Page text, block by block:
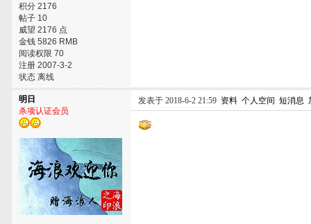
积分 2176
帖子 10
威望 2176 点
金钱 5826 RMB
阅读权限 70
注册 2007-3-2
状态 离线
明日
杀项认证会员
发表于 2018-6-2 21:59 资料 个人空间 短消息